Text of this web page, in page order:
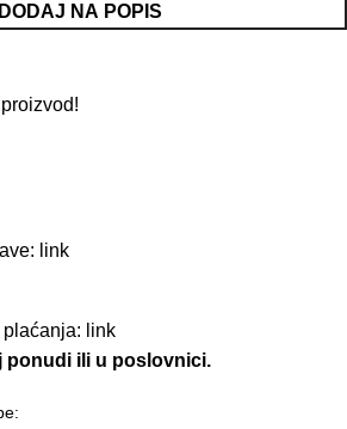
DODAJ NA POPIS
link
link
ponudi ili u poslovnici.